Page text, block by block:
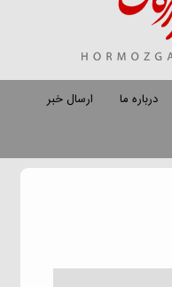
درباره ما
ارسال خبر